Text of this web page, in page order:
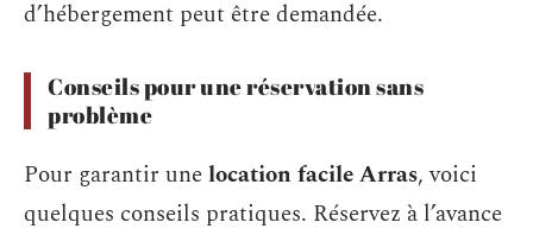
d’hébergement peut être demandée.
Conseils pour une réservation sans
problème
Pour garantir unelocation facile Arras, voici
quelques conseils pratiques. Réservez à l’avance